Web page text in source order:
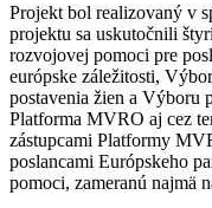
Projekt bol realizovaný v
projektu sa uskutočnili
rozvojovej pomoci pre
európske záležitosti,
postavenia žien a Výboru
Platforma MVRO aj cez
zástupcami Platformy
poslancami Európskeho
pomoci, zameranú najmä